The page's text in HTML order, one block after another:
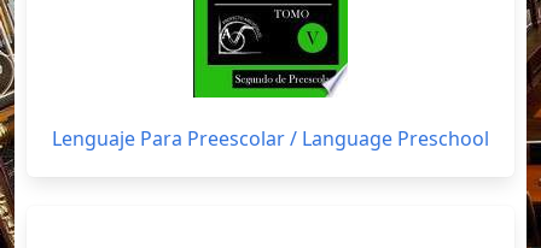
Lenguaje Para Preescolar / Language Preschool